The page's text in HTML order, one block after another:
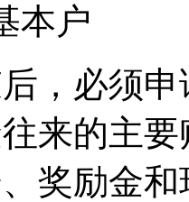
本户
，必须
来的主
奖励金